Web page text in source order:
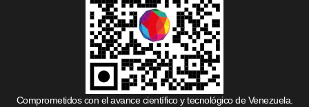
Comprometidos con el avance científico y tecnológico de Venezuela.